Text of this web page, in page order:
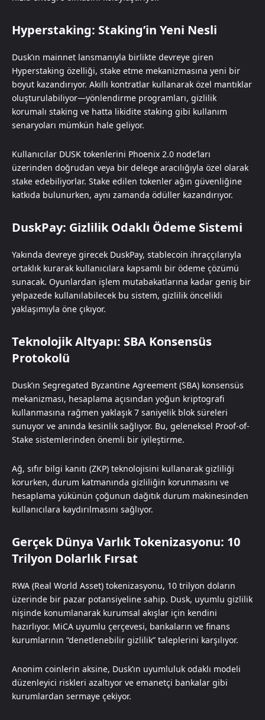
Hyperstaking: Staking’in Yeni Nesli
Dusk’ın mainnet lansmanıyla birlikte devreye giren
Hyperstaking özelliği, stake etme mekanizmasına yeni bir
boyut kazandırıyor. Akıllı kontratlar kullanarak özel mantıklar
oluşturulabiliyor—yönlendirme programları, gizlilik
korumalı staking ve hatta likidite staking gibi kullanım
senaryoları mümkün hale geliyor.
Kullanıcılar DUSK tokenlerini Phoenix 2.0 node’ları
üzerinden doğrudan veya bir delege aracılığıyla özel olarak
stake edebiliyorlar. Stake edilen tokenler ağın güvenliğine
katkıda bulunurken, aynı zamanda ödüller kazandırıyor.
DuskPay: Gizlilik Odaklı Ödeme Sistemi
Yakında devreye girecek DuskPay, stablecoin ihraççılarıyla
ortaklık kurarak kullanıcılara kapsamlı bir ödeme çözümü
sunacak. Oyunlardan işlem mutabakatlarına kadar geniş bir
yelpazede kullanılabilecek bu sistem, gizlilik öncelikli
yaklaşımıyla öne çıkıyor.
Teknolojik Altyapı: SBA Konsensüs
Protokolü
Dusk’ın Segregated Byzantine Agreement (SBA) konsensüs
mekanizması, hesaplama açısından yoğun kriptografi
kullanmasına rağmen yaklaşık 7 saniyelik blok süreleri
sunuyor ve anında kesinlik sağlıyor. Bu, geleneksel Proof-of-
Stake sistemlerinden önemli bir iyileştirme.
Ağ, sıfır bilgi kanıtı (ZKP) teknolojisini kullanarak gizliliği
korurken, durum katmanında gizliliğin korunmasını ve
hesaplama yükünün çoğunun dağıtık durum makinesinden
kullanıcılara kaydırılmasını sağlıyor.
Gerçek Dünya Varlık Tokenizasyonu: 10
Trilyon Dolarlık Fırsat
RWA (Real World Asset) tokenizasyonu, 10 trilyon doların
üzerinde bir pazar potansiyeline sahip. Dusk, uyumlu gizlilik
nişinde konumlanarak kurumsal akışlar için kendini
hazırlıyor. MiCA uyumlu çerçevesi, bankaların ve finans
kurumlarının “denetlenebilir gizlilik” taleplerini karşılıyor.
Anonim coinlerin aksine, Dusk’ın uyumluluk odaklı modeli
düzenleyici riskleri azaltıyor ve emanetçi bankalar gibi
kurumlardan sermaye çekiyor.